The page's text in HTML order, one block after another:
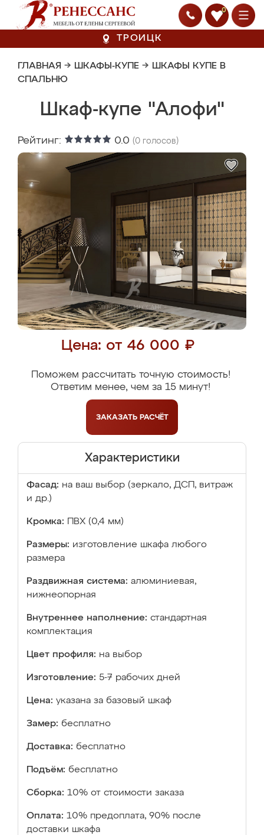
0
ТРОИЦК
ГЛАВНАЯ → ШКАФЫ-КУПЕ → ШКАФЫ КУПЕ В
СПАЛЬНЮ
Шкаф-купе "Алофи"
Рейтинг: 0.0 (0 голосов)
Цена: от 46 000 ₽
Поможем рассчитать точную стоимость!
Ответим менее, чем за 15 минут!
ЗАКАЗАТЬ РАСЧЁТ
Характеристики
Фасад: на ваш выбор (зеркало, ДСП, витраж
и др.)
Кромка: ПВХ (0,4 мм)
Размеры: изготовление шкафа любого
размера
Раздвижная система: алюминиевая,
нижнеопорная
Внутреннее наполнение: стандартная
комплектация
Цвет профиля: на выбор
Изготовление: 5-7 рабочих дней
Цена: указана за базовый шкаф
Замер: бесплатно
Доставка: бесплатно
Подъём: бесплатно
Сборка: 10% от стоимости заказа
Оплата: 10% предоплата, 90% после
доставки шкафа